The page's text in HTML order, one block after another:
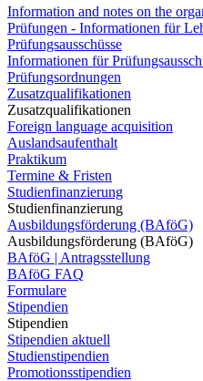
Information and notes on the
Prüfungen - Informationen für
Prüfungsausschüsse
Informationen für
Prüfungsordnungen
Zusatzqualifikationen
Zusatzqualifikationen
Foreign language acquisition
Auslandsaufenthalt
Praktikum
Termine & Fristen
Studienfinanzierung
Studienfinanzierung
Ausbildungsförderung (BAföG)
Ausbildungsförderung (BAföG)
BAföG | Antragsstellung
BAföG FAQ
Formulare
Stipendien
Stipendien
Stipendien aktuell
Studienstipendien
Promotionsstipendien